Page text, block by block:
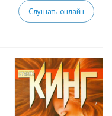
Слушать онлайн